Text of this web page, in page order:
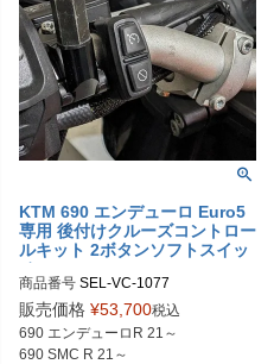
KTM 690 エンデューロ Euro5
専用 後付けクルーズコントロー
ルキット 2ボタンソフトスイッ
チ Veridian Cruise
商品番号 SEL-VC-1077
50ｃｍ仕様：VC-1078
80cm 仕様：VC-1077
M型番：1077、1078
販売価格 ¥53,700税込
690 エンデューロR 21～
690 SMC R 21～